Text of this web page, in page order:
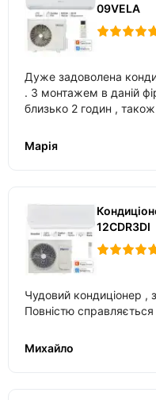
09VELA
Дуже задоволена
. З монтажем в даній фірмі , встановлення зайняло
близько 2 годин , також допомогли налаштувати
Марія
12CDR3DI
Чудовий кондиціонер ,
Повністю
Михайло